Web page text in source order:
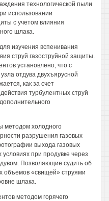
технологической пыли
использовании
с учетом влияния
шлака.
изучения вспенивания
струй газоструйной защиты.
установлено, что с
отдува двухъярусной
как за счет
турбулентных струй
методом холодного
разрушения газовых
выхода газовых
при продувке через
Позволяющие судить об
объемов «свищей» струями
шлака.
методом горячего